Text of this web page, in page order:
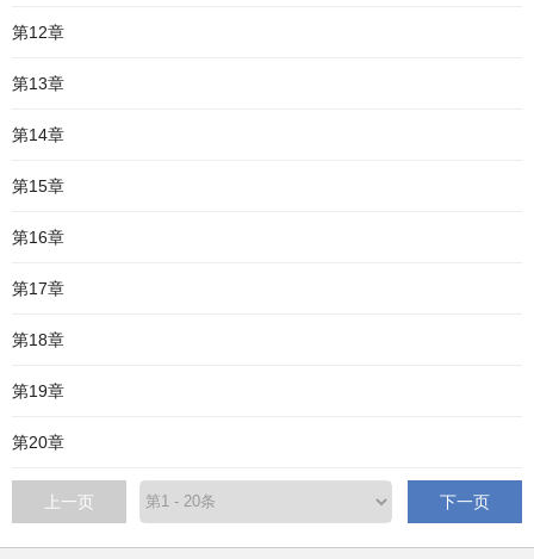
第12章
第13章
第14章
第15章
第16章
第17章
第18章
第19章
第20章
上一页 下一页